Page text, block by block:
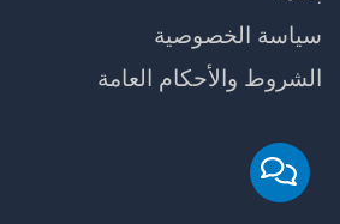
سياسة الخصوصية
الشروط والأحكام العامة